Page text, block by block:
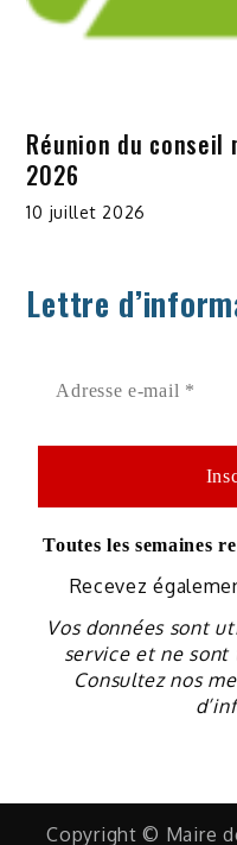
Réunion du
2026
10 juillet 2026
Lettre
Toutes les semaines
Recevez
Vos données sont
service et ne sont
Consultez nos
Copyright © Maire